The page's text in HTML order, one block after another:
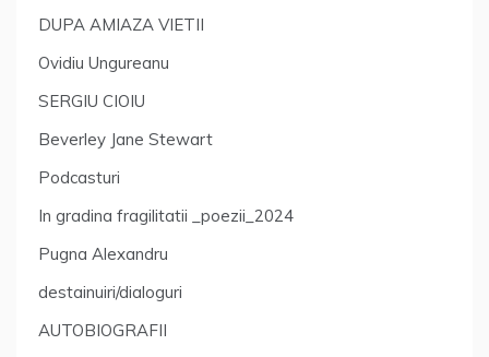
DUPA AMIAZA VIETII
Ovidiu Ungureanu
SERGIU CIOIU
Beverley Jane Stewart
Podcasturi
In gradina fragilitatii _poezii_2024
Pugna Alexandru
destainuiri/dialoguri
AUTOBIOGRAFII